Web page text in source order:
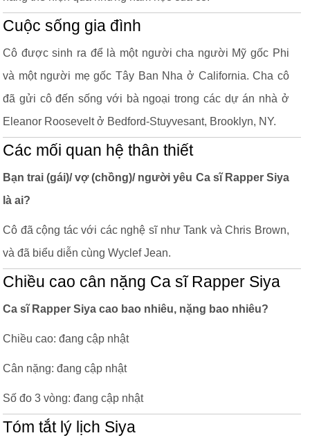
Cuộc sống gia đình
Cô được sinh ra để là một người cha người Mỹ gốc Phi
và một người mẹ gốc Tây Ban Nha ở California. Cha cô
đã gửi cô đến sống với bà ngoại trong các dự án nhà ở
Eleanor Roosevelt ở Bedford-Stuyvesant, Brooklyn, NY.
Các mối quan hệ thân thiết
Bạn trai (gái)/ vợ (chồng)/ người yêu Ca sĩ Rapper Siya
là ai?
Cô đã cộng tác với các nghệ sĩ như Tank và Chris Brown,
và đã biểu diễn cùng Wyclef Jean.
Chiều cao cân nặng Ca sĩ Rapper Siya
Ca sĩ Rapper Siya cao bao nhiêu, nặng bao nhiêu?
Chiều cao: đang cập nhật
Cân nặng: đang cập nhật
Số đo 3 vòng: đang cập nhật
Tóm tắt lý lịch Siya